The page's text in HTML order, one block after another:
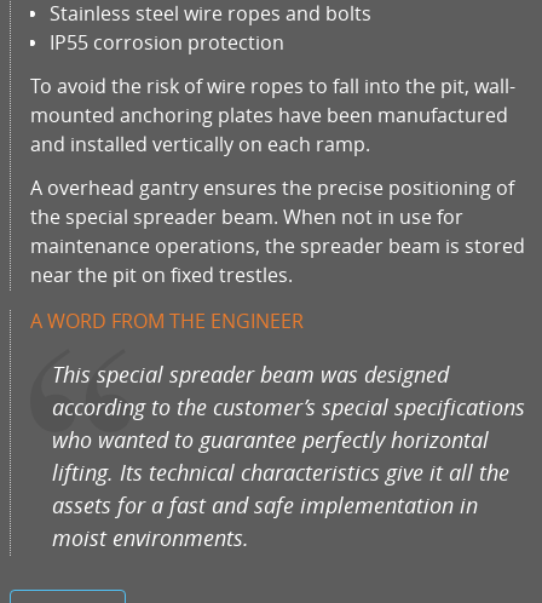
Stainless steel wire ropes and bolts
IP55 corrosion protection
To avoid the risk of wire ropes to fall into the pit, wall-
mounted anchoring plates have been manufactured
and installed vertically on each ramp.
A overhead gantry ensures the precise positioning of
the special spreader beam. When not in use for
maintenance operations, the spreader beam is stored
near the pit on fixed trestles.
A WORD FROM THE ENGINEER
This special spreader beam was designed
according to the customer’s special specifications
who wanted to guarantee perfectly horizontal
lifting. Its technical characteristics give it all the
assets for a fast and safe implementation in
moist environments.